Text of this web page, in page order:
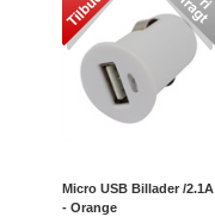
Micro USB Billader /2.1A
- Orange